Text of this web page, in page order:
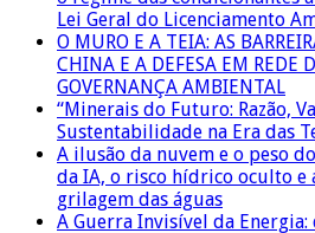
Lei Geral do Licenciamento
O MURO E A TEIA: AS
CHINA E A DEFESA EM REDE
GOVERNANÇA AMBIENTAL
“Minerais do Futuro: Razão,
Sustentabilidade na Era das
A ilusão da nuvem e o peso
da IA, o risco hídrico oculto e
grilagem das águas
A Guerra Invisível da Energia: